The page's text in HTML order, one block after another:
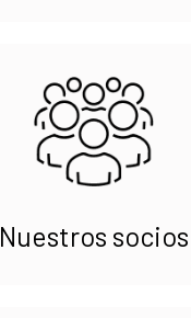
Nuestros socios